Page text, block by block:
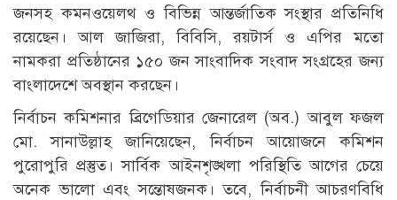
জনসহ কমনওয়েলথ ও বিভিন্ন আন্তর্জাতিক সংস্থার প্রতিনিধি
রয়েছেন। আল জাজিরা, বিবিসি, রয়টার্স ও এপির মতো
নামকরা প্রতিষ্ঠানের ১৫০ জন সাংবাদিক সংবাদ সংগ্রহের জন্য
বাংলাদেশে অবস্থান করছেন।
নির্বাচন কমিশনার ব্রিগেডিয়ার জেনারেল (অব.) আবুল ফজল
মো. সানাউল্লাহ জানিয়েছেন, নির্বাচন আয়োজনে কমিশন
পুরোপুরি প্রস্তুত। সার্বিক আইনশৃঙ্খলা পরিস্থিতি আগের চেয়ে
অনেক ভালো এবং সন্তোষজনক। তবে, নির্বাচনী আচরণবিধি